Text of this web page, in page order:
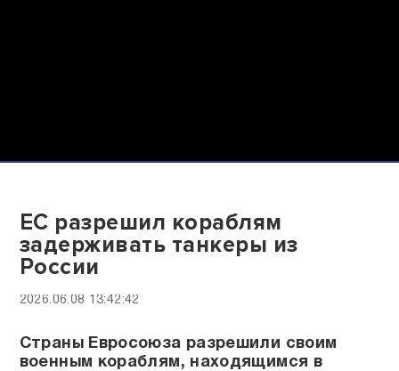
ЕС разрешил кораблям
задерживать танкеры из
России
2026.06.08 13:42:42
Страны Евросоюза разрешили своим
военным кораблям, находящимся в